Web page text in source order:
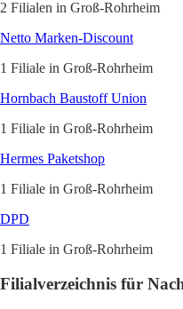
2 Filialen in Groß-Rohrheim
Netto Marken-Discount
1 Filiale in Groß-Rohrheim
Hornbach Baustoff Union
1 Filiale in Groß-Rohrheim
Hermes Paketshop
1 Filiale in Groß-Rohrheim
DPD
1 Filiale in Groß-Rohrheim
Filialverzeichnis für